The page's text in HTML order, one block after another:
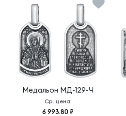
Медальон МД-129-Ч
Ср. цена:
6 993.80 ₽